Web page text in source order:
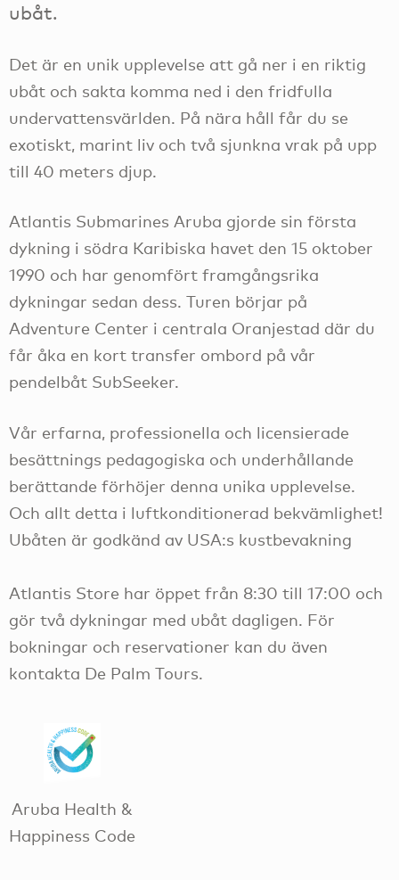
ubåt.
Det är en unik upplevelse att gå ner i en riktig
ubåt och sakta komma ned i den fridfulla
undervattensvärlden. På nära håll får du se
exotiskt, marint liv och två sjunkna vrak på upp
till 40 meters djup.
Atlantis Submarines Aruba gjorde sin första
dykning i södra Karibiska havet den 15 oktober
1990 och har genomfört framgångsrika
dykningar sedan dess. Turen börjar på
Adventure Center i centrala Oranjestad där du
får åka en kort transfer ombord på vår
pendelbåt SubSeeker.
Vår erfarna, professionella och licensierade
besättnings pedagogiska och underhållande
berättande förhöjer denna unika upplevelse.
Och allt detta i luftkonditionerad bekvämlighet!
Ubåten är godkänd av USA:s kustbevakning
Atlantis Store har öppet från 8:30 till 17:00 och
gör två dykningar med ubåt dagligen. För
bokningar och reservationer kan du även
kontakta De Palm Tours.
Aruba Health &
Happiness Code